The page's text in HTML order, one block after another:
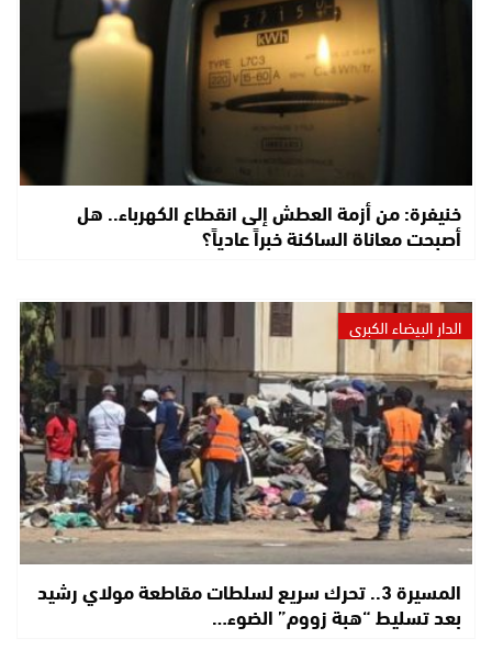
خنيفرة: من أزمة العطش إلى انقطاع الكهرباء.. هل
أصبحت معاناة الساكنة خبراً عادياً؟
الدار البيضاء الكبرى
المسيرة 3.. تحرك سريع لسلطات مقاطعة مولاي رشيد
بعد تسليط “هبة زووم” الضوء…